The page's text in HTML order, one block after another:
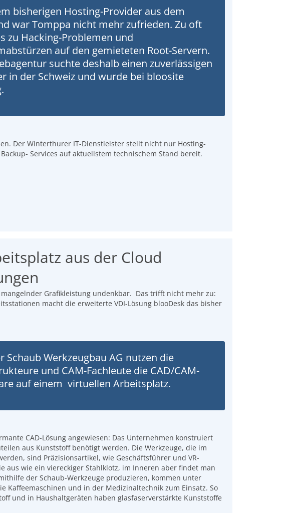
bisherigen Hosting-Provider aus dem
war Tomppa nicht mehr zufrieden. Zu oft
zu Hacking-Problemen und
auf den gemieteten Root-Servern.
suchte deshalb einen zuverlässigen
in der Schweiz und wurde bei bloosite
Der Winterthurer IT-Dienstleister stellt nicht nur Hosting-
Services auf aktuellstem technischem Stand bereit.
aus der Cloud
Grafikleistung undenkbar. Das trifft nicht mehr zu:
macht die erweiterte VDI-Lösung blooDesk das bisher
Schaub Werkzeugbau AG nutzen die
und CAM-Fachleute die CAD/CAM-
auf einem virtuellen Arbeitsplatz.
CAD-Lösung angewiesen: Das Unternehmen konstruiert
aus Kunststoff benötigt werden. Die Werkzeuge, die im
sind Präzisionsartikel, wie Geschäftsführer und VR-
aus wie ein viereckiger Stahlklotz, im Inneren aber findet man
der Schaub-Werkzeuge produzieren, kommen unter
und in der Medizinaltechnik zum Einsatz. So
und in Haushaltgeräten haben glasfaserverstärkte Kunststoffe